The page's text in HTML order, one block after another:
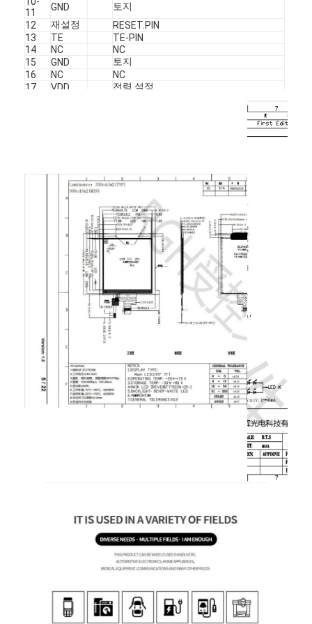
RF TFT LCD 디스플레이
산업적 LCD 모니터
11
GND
토지
12
재설정
RESET.PIN
13
TE
TE-PIN
14
NC
NC
15
GND
토지
16
NC
NC
17
VDD
전력 설정